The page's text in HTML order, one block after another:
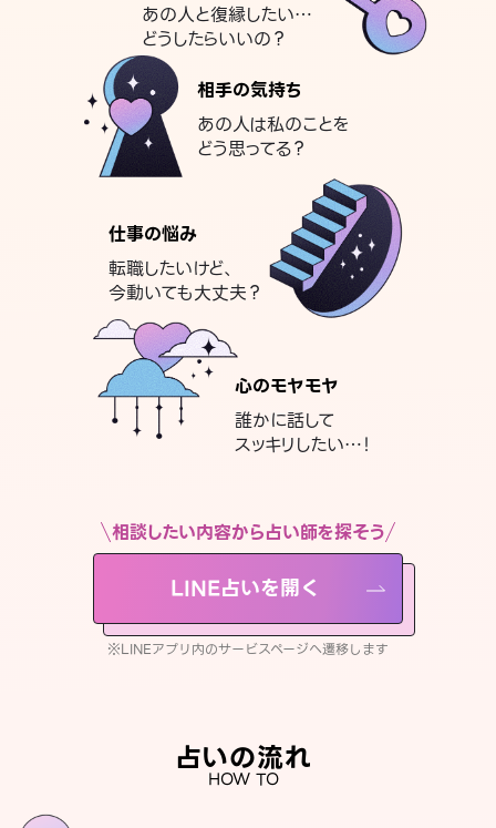
あの人と復縁したい…
どうしたらいいの？
相手の気持ち
あの人は私のことを
どう思ってる？
仕事の悩み
転職したいけど、
今動いても大丈夫？
心のモヤモヤ
誰かに話して
スッキリしたい…！
相談したい内容から占い師を探そう
LINE占いを開く
※LINEアプリ内のサービスページへ遷移します
占いの流れ
HOW TO